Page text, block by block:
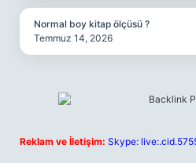
Normal boy kitap ölçüsü ?
Temmuz 14, 2026
Reklam ve İletişim: Skype: